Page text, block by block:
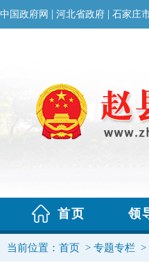
当前位置： 首页 > 专题专栏 >